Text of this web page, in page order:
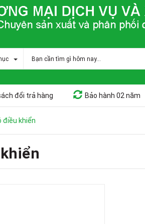
đổi trả hàng Bảo hành 02 năm
điều khiển